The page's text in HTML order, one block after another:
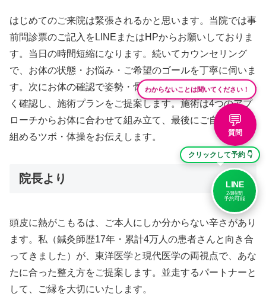
はじめてのご来院は緊張されるかと思います。当院では事
前問診票のご記入をLINEまたはHPからお願いしておりま
す。当日の時間短縮になります。続いてカウンセリング
で、お体の状態・お悩み・ご希望のゴールを丁寧に伺いま
す。次にお体の確認で姿勢・骨盤・首・背中の状態を細か
く確認し、施術プランをご提案します。施術は4つのアプ
ローチからお体に合わせて組み立て、最後にご自宅で取り
組めるツボ・体操をお伝えします。
院長より
頭皮に熱がこもるは、ご本人にしか分からない辛さがあり
ます。私（鍼灸師歴17年・累計4万人の患者さんと向き合
ってきました）が、東洋医学と現代医学の両視点で、あな
たに合った整え方をご提案します。並走するパートナーと
して、ご縁を大切にいたします。
わからないことは聞いてください！
💬
質問
クリックして予約 👇
LINE
24時間
予約可能